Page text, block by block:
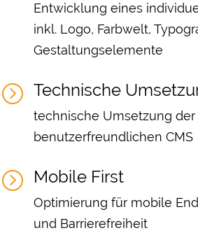
Entwicklung eines
inkl. Logo, Farbwelt,
Gestaltungselemente
= Technische
technische Umsetzung
benutzerfreundlichen CMS
= Mobile First
Optimierung für mobile
und Barrierefreiheit